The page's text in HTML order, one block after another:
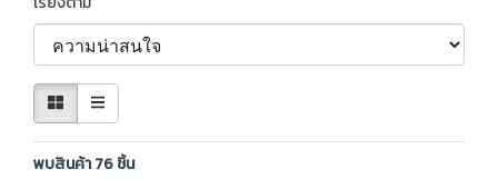
พบสินค้า 76 ชิ้น